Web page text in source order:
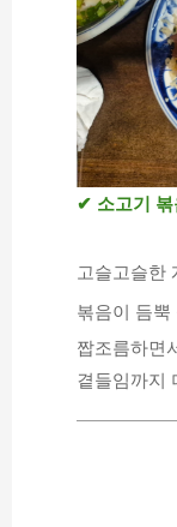
✔ 소고기 볶
고슬고슬한
볶음이 듬뿍
짭조름하면
곁들임까지